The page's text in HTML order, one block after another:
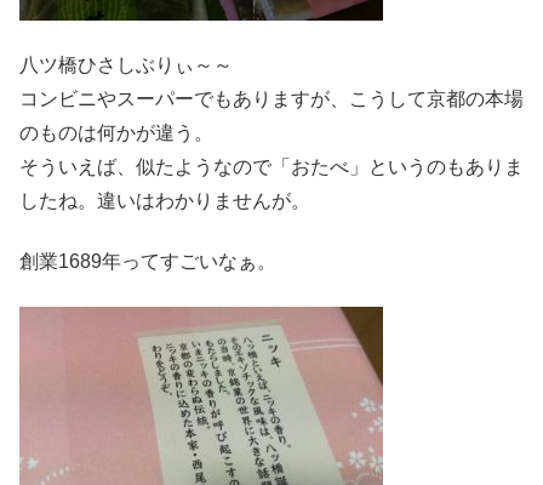
八ツ橋ひさしぶりぃ～～
コンビニやスーパーでもありますが、こうして京都の本場
のものは何かが違う。
そういえば、似たようなので「おたべ」というのもありま
したね。違いはわかりませんが。
創業1689年ってすごいなぁ。